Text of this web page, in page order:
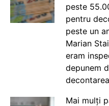
peste
pentru
peste un
Marian
eram
depunem
Mai mulți